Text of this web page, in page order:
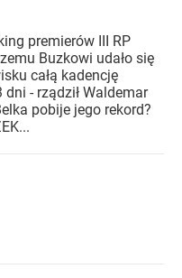
premierów III RP
Buzkowi udało się
całą kadencję
- rządził Waldemar
pobije jego rekord?